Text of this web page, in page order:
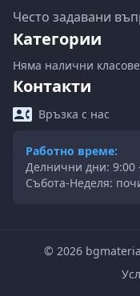
Често задавани
Категории
Няма налични класове
Контакти
Връзка с нас
Работно време:
Делнични дни: 9:00
Събота-Неделя:
© 2026